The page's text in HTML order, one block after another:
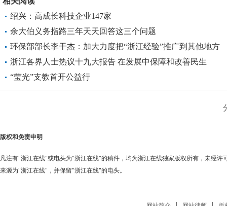
绍兴：高成长科技企业147家
余大伯义务指路三年天天回答这三个问题
环保部部长李干杰：加大力度把“浙江经验”推广到其他地方
浙江各界人士热议十九大报告 在发展中保障和改善民生
“莹光”支教首开公益行
版权和免责申明
凡注有"浙江在线"或电头为"浙江在线"的稿件，均为浙江在线独家版权所有，未经许
来源为"浙江在线"，并保留"浙江在线"的电头。